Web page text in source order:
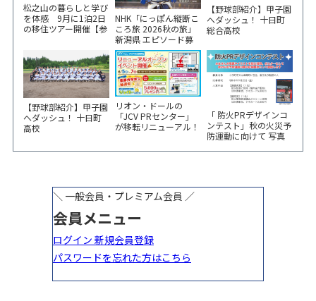
松之山の暮らしと学び
を体感 9月に1泊2日
の移住ツアー開催【参
NHK「にっぽん縦断こ
ころ旅 2026秋の旅」
新潟県 エピソード募
集中！
【野球部紹介】甲子園
へダッシュ！ 十日町
総合高校
【野球部紹介】甲子園
へダッシュ！ 十日町
高校
リオン・ドールの
「JCV PRセンター」
が移転リニューアル！
「 防火PRデザインコ
ンテスト」秋の火災予
防運動に向けて 写真